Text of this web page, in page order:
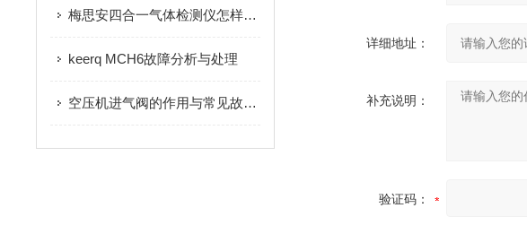
梅思安四合一气体检测仪怎样做到安全使用
keerq MCH6故障分析与处理
空压机进气阀的作用与常见故障排除（二）
详细地址：
补充说明：
验证码：